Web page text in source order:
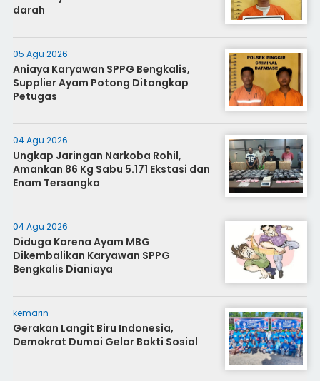
darah
05 Agu 2026
Aniaya Karyawan SPPG Bengkalis,
Supplier Ayam Potong Ditangkap
Petugas
04 Agu 2026
Ungkap Jaringan Narkoba Rohil,
Amankan 86 Kg Sabu 5.171 Ekstasi dan
Enam Tersangka
04 Agu 2026
Diduga Karena Ayam MBG
Dikembalikan Karyawan SPPG
Bengkalis Dianiaya
kemarin
Gerakan Langit Biru Indonesia,
Demokrat Dumai Gelar Bakti Sosial